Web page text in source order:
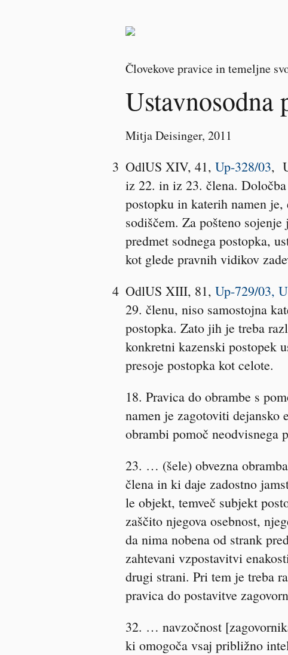
Človekove pravice in temeljne
Ustavnosodna
Mitja Deisinger, 2011
3 OdlUS XIV, 41, Up-328/03,
iz 22. in iz 23. člena.
postopku in katerih namen
sodiščem. Za pošteno
predmet sodnega postopka,
kot glede pravnih vidikov
4 OdlUS XIII, 81, Up-729/03,
29. členu, niso samostojna
postopka. Zato jih je treba
konkretni kazenski postopek
presoje postopka kot celote.
18. Pravica do obrambe s
namen je zagotoviti dejansko
obrambi pomoč neodvisnega
23. … (šele) obvezna
člena in ki daje zadostno
le objekt, temveč subjekt
zaščito njegova osebnost,
da nima nobena od strank
zahtevani vzpostavitvi
drugi strani. Pri tem je treba
pravica do postavitve
32. … navzočnost
ki omogoča vsaj približno